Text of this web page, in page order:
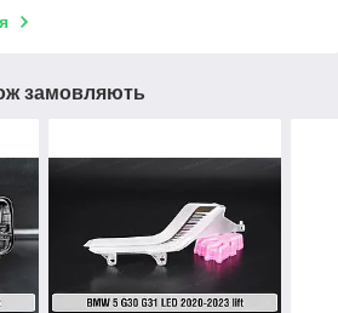
замовляють